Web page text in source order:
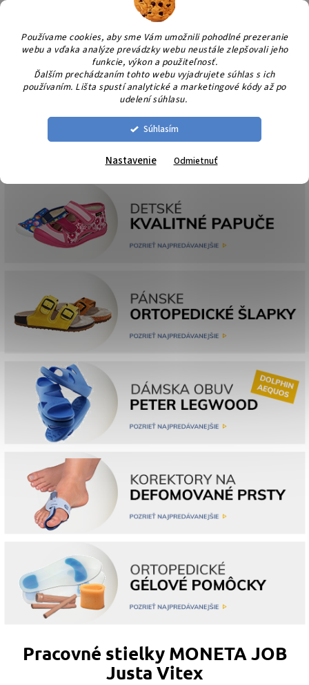
Používame cookies, aby sme Vám umožnili pohodlné prezeranie
webu a vďaka analýze prevádzky webu neustále zlepšovali jeho
funkcie, výkon a použiteľnosť.
Ďalším prechádzaním tohto webu vyjadrujete súhlas s ich
používaním. Lišta spustí analytické a marketingové kódy až po
udelení súhlasu.
Súhlasím
Nastavenie Odmietnuť
Prejsť
obsah
Pracovné stielky MONETA JOB
Justa Vitex